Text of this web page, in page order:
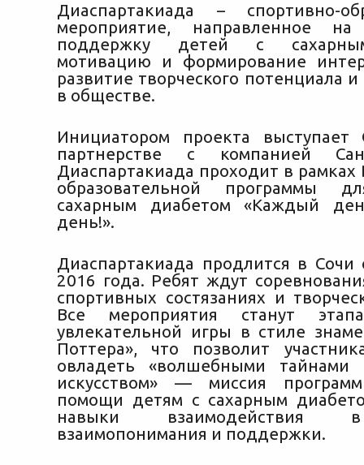
Диаспартакиада – спортивно-
мероприятие, направленное на
поддержку детей с
мотивацию и формирование
развитие творческого потенциала
в обществе.
Инициатором проекта
партнерстве с компанией
Диаспартакиада проходит в рамках
образовательной программы
сахарным диабетом «Каждый
день!».
Диаспартакиада продлится в
2016 года. Ребят ждут
спортивных состязаниях и
Все мероприятия станут
увлекательной игры в стиле
Поттера», что позволит
овладеть «волшебными тайнами
искусством» — миссия
помощи детям с сахарным
навыки взаимодействия
взаимопонимания и поддержки.